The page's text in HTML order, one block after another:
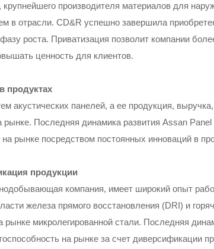
производителя материалов для
в отрасли. CD&R успешно завершила
роста. Приватизация позволит компании
ценность для клиентов.
продуктах
акустических панелей, а ее продукция,
Последняя динамика развития Assan Panel
рынке посредством постоянных инноваций в
продукции
компания, имеет широкий опыт
железа прямого восстановления (DRI) и
микролегированной стали. Последняя
на рынке за счет диверсификации